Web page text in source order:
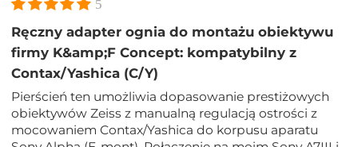
5
Ręczny adapter ognia do montażu obiektywu
firmy K&amp;F Concept: kompatybilny z
Contax/Yashica (C/Y)
Pierścień ten umożliwia dopasowanie prestiżowych
obiektywów Zeiss z manualną regulacją ostrości z
mocowaniem Contax/Yashica do korpusu aparatu